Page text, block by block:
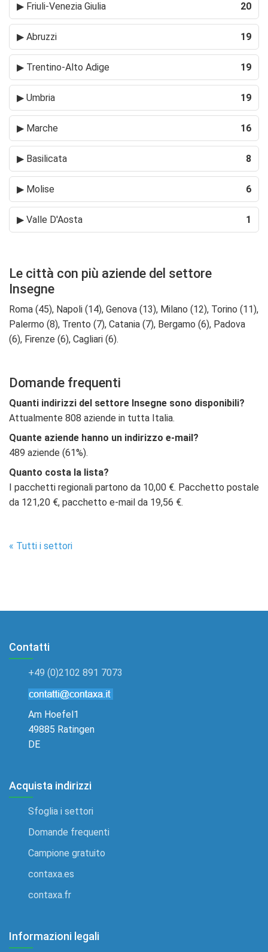
▶ Friuli-Venezia Giulia 20
▶ Abruzzi 19
▶ Trentino-Alto Adige 19
▶ Umbria 19
▶ Marche 16
▶ Basilicata 8
▶ Molise 6
▶ Valle D'Aosta 1
Le città con più aziende del settore
Insegne
Roma (45), Napoli (14), Genova (13), Milano (12), Torino (11),
Palermo (8), Trento (7), Catania (7), Bergamo (6), Padova
(6), Firenze (6), Cagliari (6).
Domande frequenti
Quanti indirizzi del settore Insegne sono disponibili?
Attualmente 808 aziende in tutta Italia.
Quante aziende hanno un indirizzo e-mail?
489 aziende (61%).
Quanto costa la lista?
I pacchetti regionali partono da 10,00 €. Pacchetto postale
da 121,20 €, pacchetto e-mail da 19,56 €.
« Tutti i settori
Contatti
+49 (0)2102 891 7073
Am Hoefel1
49885 Ratingen
DE
Acquista indirizzi
Sfoglia i settori
Domande frequenti
Campione gratuito
contaxa.es
contaxa.fr
Informazioni legali